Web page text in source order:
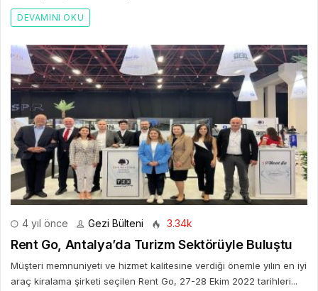
DEVAMINI OKU
4 yıl önce Gezi Bülteni 3.34k
Rent Go, Antalya’da Turizm Sektörüyle Buluştu
Müşteri memnuniyeti ve hizmet kalitesine verdiği önemle yılın en iyi
araç kiralama şirketi seçilen Rent Go, 27-28 Ekim 2022 tarihleri...